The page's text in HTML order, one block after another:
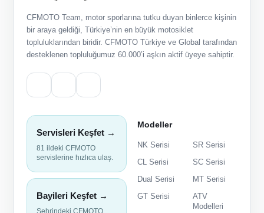
CFMOTO Team, motor sporlarına tutku duyan binlerce kişinin
bir araya geldiği, Türkiye’nin en büyük motosiklet
topluluklarından biridir. CFMOTO Türkiye ve Global tarafından
desteklenen topluluğumuz 60.000’i aşkın aktif üyeye sahiptir.
Servisleri Keşfet →
81 ildeki CFMOTO
servislerine hızlıca ulaş.
Bayileri Keşfet →
Modeller
NK Serisi
SR Serisi
CL Serisi
SC Serisi
Dual Serisi
MT Serisi
GT Serisi
ATV
Modelleri